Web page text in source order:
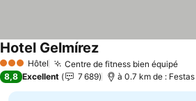
3 ÉtoilesHôtel Centre de fitness bien équipé
Hotel GelmírezConsulter les prix
8,8 Excellent 7 689 à 0.7 km de :